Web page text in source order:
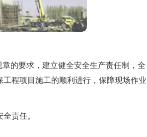
的要求，建立健全安全生产责任制，全
程项目施工的顺利进行，保障现场作业
责任。